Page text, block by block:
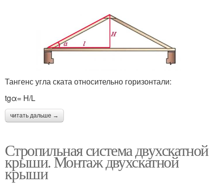
Тангенс угла ската относительно горизонтали:
tgα= H/L
читать дальше →
Стропильная система двухскатной
крыши. Монтаж двухскатной
крыши